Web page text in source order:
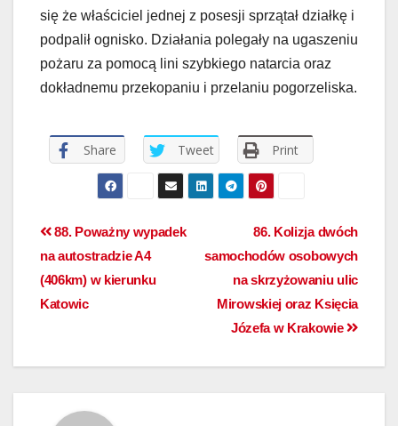
się że właściciel jednej z posesji sprzątał działkę i
podpalił ognisko. Działania polegały na ugaszeniu
pożaru za pomocą lini szybkiego natarcia oraz
dokładnemu przekopaniu i przelaniu pogorzeliska.
Share Tweet Print
86. Kolizja dwóch
samochodów osobowych
na skrzyżowaniu ulic
Mirowskiej oraz Księcia
Józefa w Krakowie
88. Poważny wypadek
na autostradzie A4
(406km) w kierunku
Katowic